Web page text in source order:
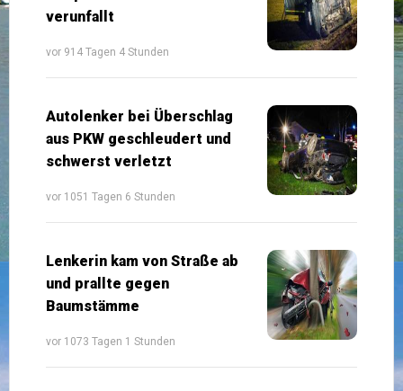
verunfallt
vor 914 Tagen 4 Stunden
Autolenker bei Überschlag
aus PKW geschleudert und
schwerst verletzt
vor 1051 Tagen 6 Stunden
Lenkerin kam von Straße ab
und prallte gegen
Baumstämme
vor 1073 Tagen 1 Stunden